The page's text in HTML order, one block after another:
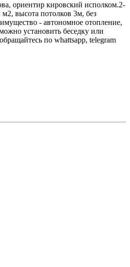
ориентир кировский исполком.2-
высота потолков 3м, без
- автономное отопление,
установить беседку или
по whattsapp, telegram